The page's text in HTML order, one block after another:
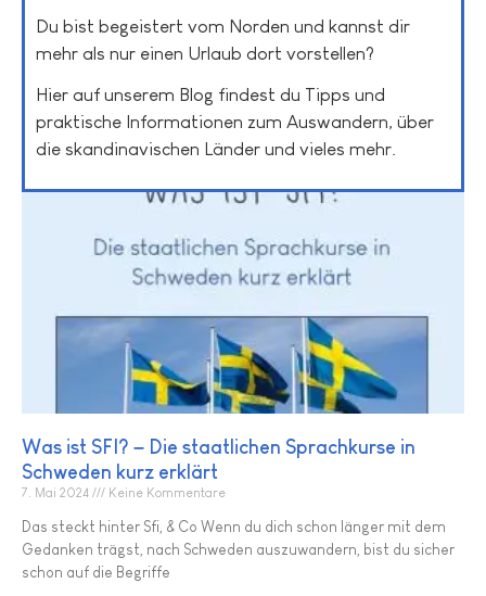
Du bist begeistert vom Norden und kannst dir
mehr als nur einen Urlaub dort vorstellen?
Hier auf unserem Blog findest du Tipps und
praktische Informationen zum Auswandern, über
die skandinavischen Länder und vieles mehr.
Was ist SFI? – Die staatlichen Sprachkurse in
Schweden kurz erklärt
7. Mai 2024 Keine Kommentare
Das steckt hinter Sfi, & Co Wenn du dich schon länger mit dem
Gedanken trägst, nach Schweden auszuwandern, bist du sicher
schon auf die Begriffe